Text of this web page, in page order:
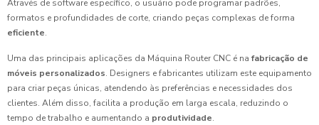
Através de software específico, o usuário pode programar padrões,
formatos e profundidades de corte, criando peças complexas de forma
eficiente.
Uma das principais aplicações da Máquina Router CNC é na fabricação de
móveis personalizados. Designers e fabricantes utilizam este equipamento
para criar peças únicas, atendendo às preferências e necessidades dos
clientes. Além disso, facilita a produção em larga escala, reduzindo o
tempo de trabalho e aumentando a produtividade.